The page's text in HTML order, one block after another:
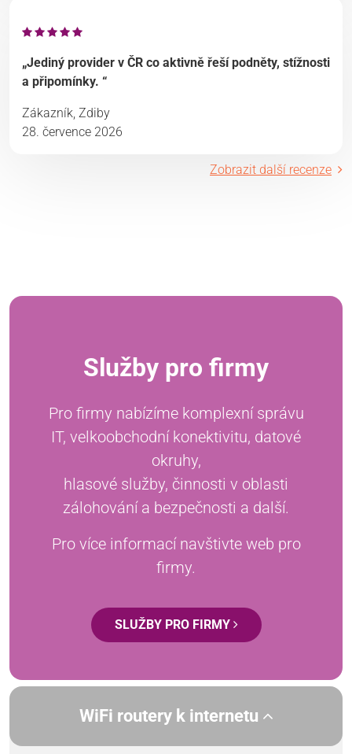
„Jediný provider v ČR co aktivně řeší podněty, stížnosti
a připomínky. “
Zákazník, Zdiby
28. července 2026
Zobrazit další recenze
Služby pro firmy
Pro firmy nabízíme komplexní správu
IT, velkoobchodní konektivitu, datové
okruhy,
hlasové služby, činnosti v oblasti
zálohování a bezpečnosti a další.
Pro více informací navštivte web pro
firmy.
SLUŽBY PRO FIRMY
WiFi routery k internetu